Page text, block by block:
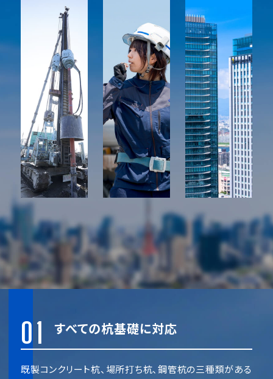
01 すべての杭基礎に対応
既製コンクリート杭、場所打ち杭、鋼管杭の三種類がある